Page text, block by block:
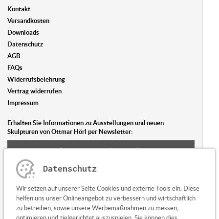
Kontakt
Versandkosten
Downloads
Datenschutz
AGB
FAQs
Widerrufsbelehrung
Vertrag widerrufen
Impressum
Erhalten Sie Informationen zu Ausstellungen und neuen
Skulpturen von Ottmar Hörl per Newsletter:
Newsletter abonnieren
Sie haben Fragen oder Anregungen?
Kontaktieren Sie uns
Datenschutz
Wir setzen auf unserer Seite Cookies und externe Tools ein. Diese
helfen uns unser Onlineangebot zu verbessern und wirtschaftlich
zu betreiben, sowie unsere Werbemaßnahmen zu messen,